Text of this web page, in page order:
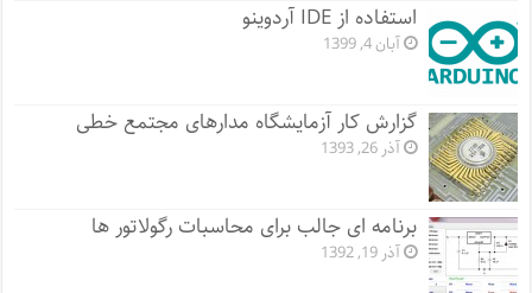
استفاده از IDE آردوینو
آبان 4, 1399
گزارش کار آزمایشگاه مدارهای مجتمع خطی
آذر 26, 1393
برنامه ای جالب برای محاسبات رگولاتور ها
آذر 19, 1392